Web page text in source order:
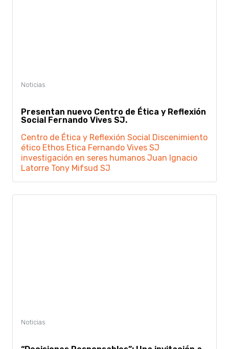
Presentan nuevo Centro de Ética y Reflexión
Social Fernando Vives SJ.
Centro de Ética y Reflexión Social Discenimiento
ético Ethos Etica Fernando Vives SJ
investigación en seres humanos Juan Ignacio
Latorre Tony Mifsud SJ